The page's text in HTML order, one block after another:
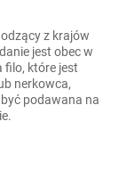
z krajów
jest obec w
filo, które jest
nerkowca,
podawana na